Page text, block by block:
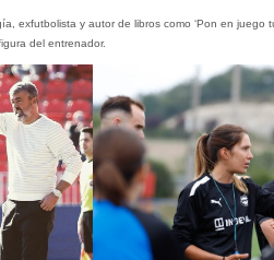
exfutbolista y autor de libros como ‘Pon en juego
del entrenador.